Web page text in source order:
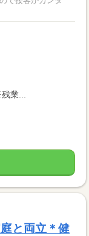
業...
と両立＊健